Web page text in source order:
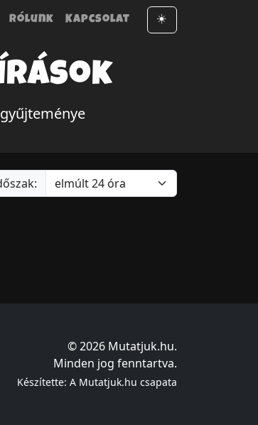
Rólunk Kapcsolat ☀️
© 2026 Mutatjuk.hu.
Minden jog fenntartva.
Készítette: A Mutatjuk.hu csapata